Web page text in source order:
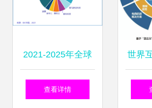
2021-2025年全球
锂电设备需求总额
查看详情
世界
获殊